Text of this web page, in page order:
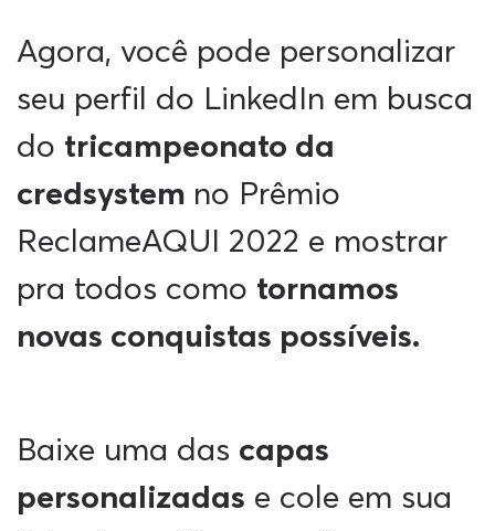
Agora, você pode personalizar
seu perfil do LinkedIn em busca
do tricampeonato da
credsystem no Prêmio
ReclameAQUI 2022 e mostrar
pra todos como tornamos
novas conquistas possíveis.
Baixe uma das capas
personalizadas e cole em sua